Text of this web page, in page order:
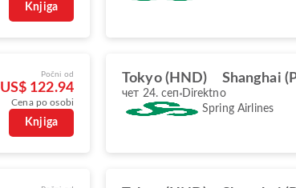
Knjiga
Počni od
US$ 122.94
Cena po osobi
Knjiga
Tokyo (HND) Shanghai
чет 24. сеп Direktno
Spring Airlines